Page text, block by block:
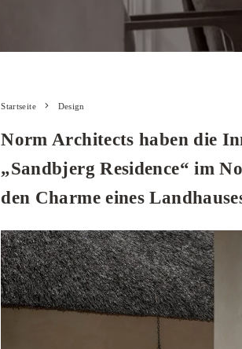
Startseite Design
Norm Architects haben die
„Sandbjerg Residence“ im
den Charme eines